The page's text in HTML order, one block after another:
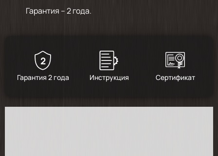
Гарантия – 2 года.
2
Гарантия 2 года Инструкция Сертификат